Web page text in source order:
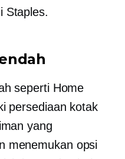
Staples.
seperti Home
persediaan kotak
yang
menemukan opsi